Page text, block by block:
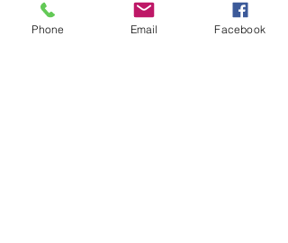
園藝造景-私人屋苑
Phone Email Facebook